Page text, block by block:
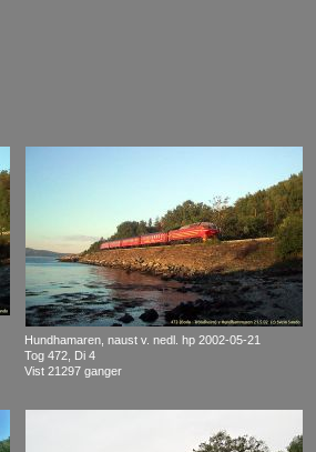
Hundhamaren, naust v. nedl. hp 2002-05-21
Tog 472, Di 4
Vist 21297 ganger